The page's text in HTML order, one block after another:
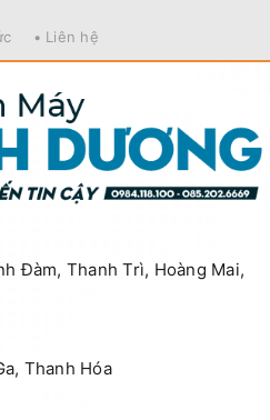
• Liên hệ
Đàm, Thanh Trì, Hoàng Mai,
Thanh Hóa